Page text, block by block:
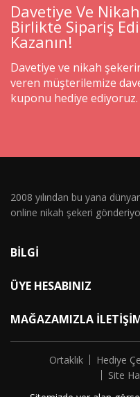
Davetiye Ve
Birlikte Sipariş
Kazanın!
Davetiye ve nikah
veren müşterilemize
kuponu hediye ediyoruz.
2008 yılından bu yana
online nikah şekeri
BILGI
ÜYE HESABINIZ
MAĞAZAMIZLA
Ortaklık Hediye
Site